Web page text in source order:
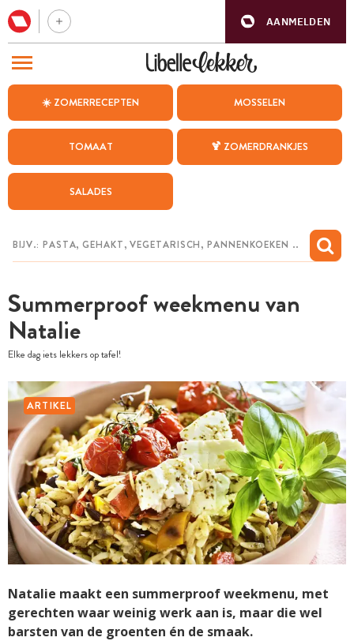
AANMELDEN
☀️ ZOMERRECEPTEN MOSSELEN
TOMAAT 🍹 ZOMERDRANKJES
SALADES
Summerproof weekmenu van
Natalie
Elke dag iets lekkers op tafel!
ARTIKEL
Natalie maakt een summerproof weekmenu, met
gerechten waar weinig werk aan is, maar die wel
barsten van de groenten én de smaak.
BEZOEK ONZE ANDERE WEBSITES
WEEKMENU
CHAT MET MAIA
MIJN BEWAARDE RECEPTEN